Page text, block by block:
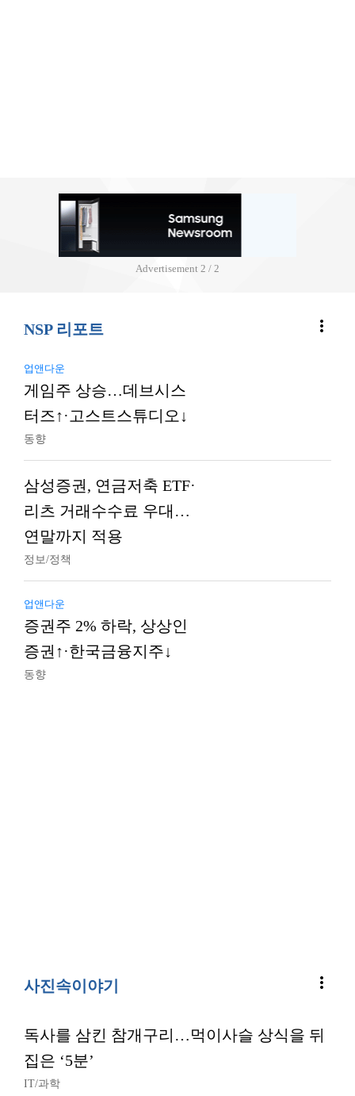
Advertisement 2 / 2
NSP 리포트 more_vert
업앤다운
게임주 상승…데브시스
터즈↑·고스트스튜디오↓
동향
삼성증권, 연금저축 ETF·
리츠 거래수수료 우대…
연말까지 적용
정보/정책
업앤다운
증권주 2% 하락, 상상인
증권↑·한국금융지주↓
동향
사진속이야기 more_vert
독사를 삼킨 참개구리…먹이사슬 상식을 뒤
집은 ‘5분’
IT/과학